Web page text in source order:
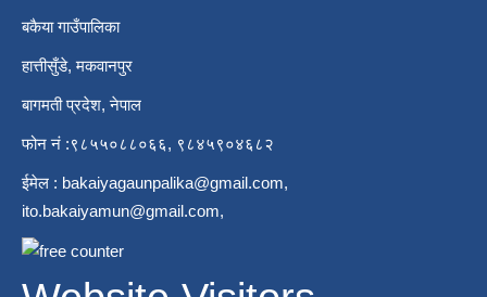
बकैया गाउँपालिका
हात्तीसुँडे, मकवानपुर
बागमती प्रदेश, नेपाल
फोन नं :९८५५०८८०६६, ९८४५९०४६८२
ईमेल : bakaiyagaunpalika@gmail.com,
ito.bakaiyamun@gmail.com,